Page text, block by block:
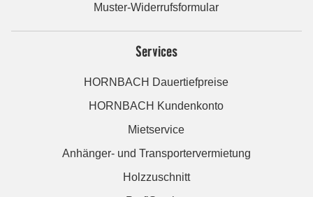
Muster-Widerrufsformular
Services
HORNBACH Dauertiefpreise
HORNBACH Kundenkonto
Mietservice
Anhänger- und Transportervermietung
Holzzuschnitt